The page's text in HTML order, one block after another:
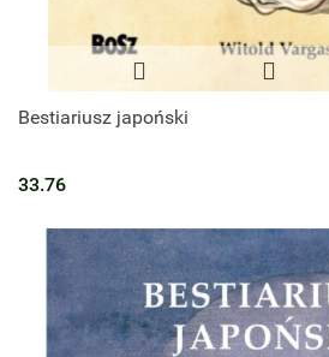
Bestiariusz japoński
33.76